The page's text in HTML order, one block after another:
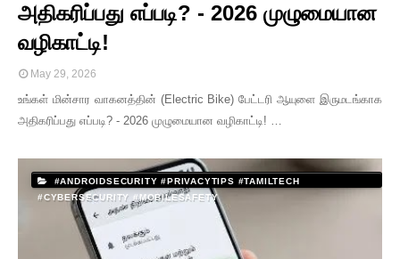
அதிகரிப்பது எப்படி? - 2026 முழுமையான
வழிகாட்டி!
May 29, 2026
உங்கள் மின்சார வாகனத்தின் (Electric Bike) பேட்டரி ஆயுளை இருமடங்காக
அதிகரிப்பது எப்படி? - 2026 முழுமையான வழிகாட்டி! …
#ANDROIDSECURITY #PRIVACYTIPS #TAMILTECH
#CYBERSECURITY #MOBILESAFETY